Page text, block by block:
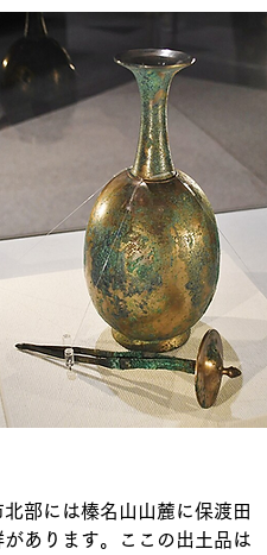
北部には榛名山山麓に保渡田
があります。ここの出土品は